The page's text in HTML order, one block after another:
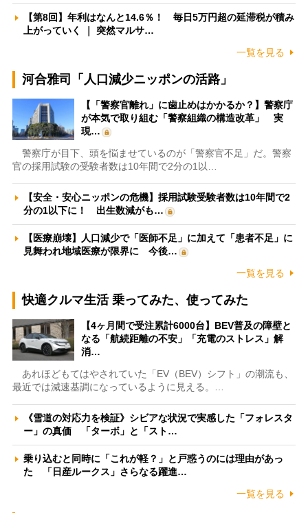
【第8回】年利はなんと14.6％！ 毎日5万円超の延滞税が積み
上がっていく ｜ 突然マルサ…
一覧を見る
河合雅司「人口減少ニッポンの活路」
【「警察官離れ」に歯止めはかかるか？】警察庁
が本気で取り組む「警察組織の構造改革」 実
現…
警察庁が目下、頭を悩ませているのが「警察官不足」だ。警察
官の採用試験の受験者数は10年間で2分の1以…
【安全・安心ニッポンの危機】採用試験受験者数は10年間で2
分の1以下に！ 出生数減がも…
【医療崩壊】人口減少で「医師不足」に加えて「患者不足」に
見舞われ地域医療が限界に 今後…
一覧を見る
快適クルマ生活 乗ってみた、使ってみた
【4ヶ月間で受注累計6000台】BEV普及の障壁と
なる「航続距離の不安」「充電のストレス」解
消…
あれほどもてはやされていた「EV（BEV）シフト」の潮流も、
最近では減速基調になっているように見える。…
《雪道の対応力を検証》シビアな状況で実感した「フォレスタ
ー」の真価 「ターボ」と「スト…
乗り込むと同時に「これが軽？」と戸惑うのには理由があっ
た 「日産ルークス」さらなる躍進…
一覧を見る